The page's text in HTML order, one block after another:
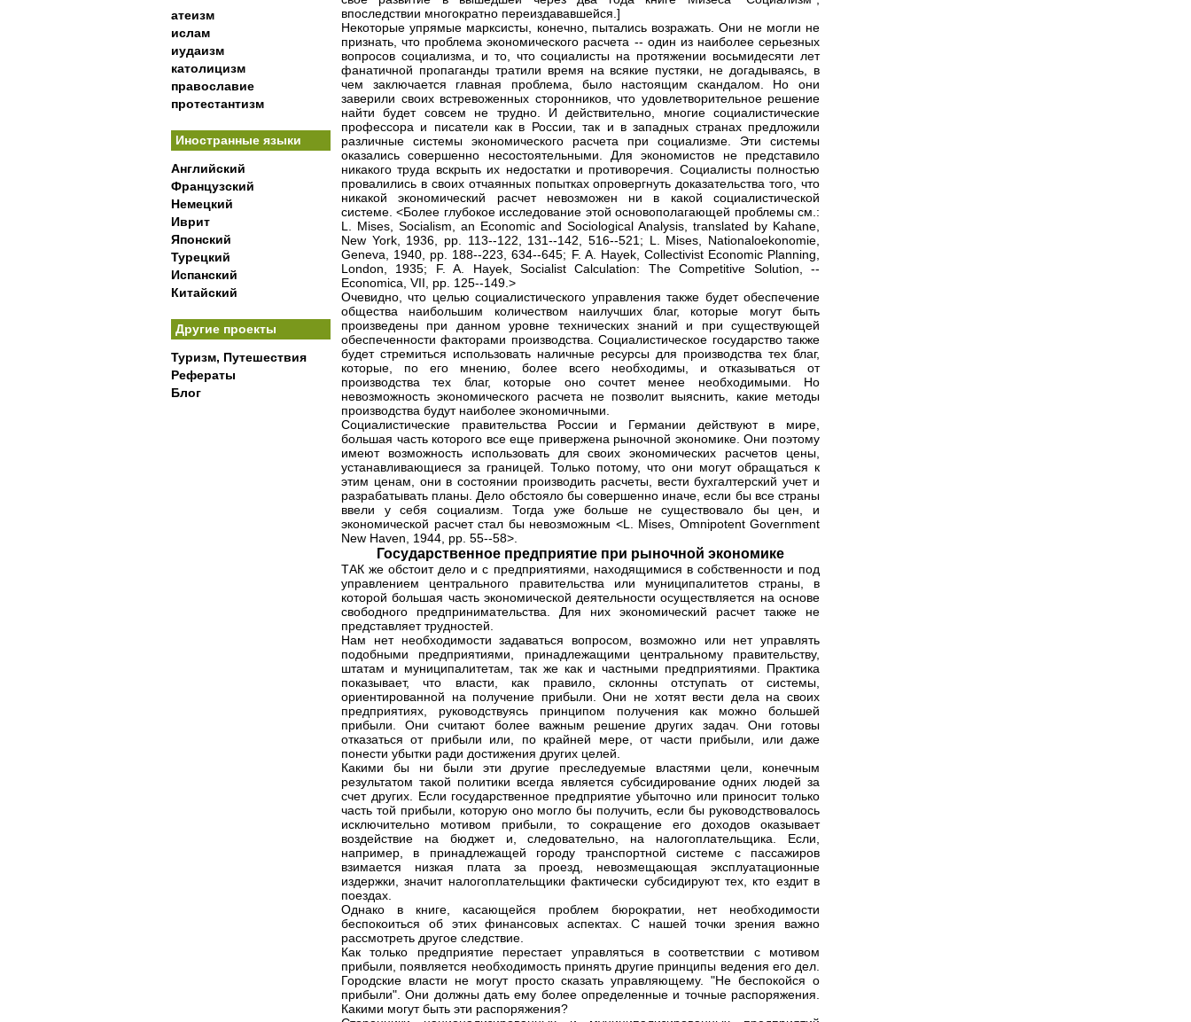
атеизм
ислам
иудаизм
католицизм
православие
протестантизм
Иностранные языки
Английский
Французский
Немецкий
Иврит
Японский
Турецкий
Испанский
Китайский
Другие проекты
Туризм, Путешествия
Рефераты
Блог
впоследствии многократно переиздававшейся.]
Некоторые упрямые марксисты, конечно, пытались возражать. Они не могли не
признать, что проблема экономического расчета -- один из наиболее серьезных
вопросов социализма, и то, что социалисты на протяжении восьмидесяти лет
фанатичной пропаганды тратили время на всякие пустяки, не догадываясь, в
чем заключается главная проблема, было настоящим скандалом. Но они
заверили своих встревоженных сторонников, что удовлетворительное решение
найти будет совсем не трудно. И действительно, многие социалистические
профессора и писатели как в России, так и в западных странах предложили
различные системы экономического расчета при социализме. Эти системы
оказались совершенно несостоятельными. Для экономистов не представило
никакого труда вскрыть их недостатки и противоречия. Социалисты полностью
провалились в своих отчаянных попытках опровергнуть доказательства того, что
никакой экономический расчет невозможен ни в какой социалистической
системе. <Более глубокое исследование этой основополагающей проблемы см.:
L. Mises, Socialism, an Economic and Sociological Analysis, translated by Kahane,
New York, 1936, pp. 113--122, 131--142, 516--521; L. Mises, Nationaloekonomie,
Geneva, 1940, pp. 188--223, 634--645; F. A. Hayek, Collectivist Economic Planning,
London, 1935; F. A. Hayek, Socialist Calculation: The Competitive Solution, --
Economica, VII, pp. 125--149.>
Очевидно, что целью социалистического управления также будет обеспечение
общества наибольшим количеством наилучших благ, которые могут быть
произведены при данном уровне технических знаний и при существующей
обеспеченности факторами производства. Социалистическое государство также
будет стремиться использовать наличные ресурсы для производства тех благ,
которые, по его мнению, более всего необходимы, и отказываться от
производства тех благ, которые оно сочтет менее необходимыми. Но
невозможность экономического расчета не позволит выяснить, какие методы
производства будут наиболее экономичными.
Социалистические правительства России и Германии действуют в мире,
большая часть которого все еще привержена рыночной экономике. Они поэтому
имеют возможность использовать для своих экономических расчетов цены,
устанавливающиеся за границей. Только потому, что они могут обращаться к
этим ценам, они в состоянии производить расчеты, вести бухгалтерский учет и
разрабатывать планы. Дело обстояло бы совершенно иначе, если бы все страны
ввели у себя социализм. Тогда уже больше не существовало бы цен, и
экономической расчет стал бы невозможным <L. Mises, Omnipotent Government
New Haven, 1944, pp. 55--58>.
Государственное предприятие при рыночной экономике
ТАК же обстоит дело и с предприятиями, находящимися в собственности и под
управлением центрального правительства или муниципалитетов страны, в
которой большая часть экономической деятельности осуществляется на основе
свободного предпринимательства. Для них экономический расчет также не
представляет трудностей.
Нам нет необходимости задаваться вопросом, возможно или нет управлять
подобными предприятиями, принадлежащими центральному правительству,
штатам и муниципалитетам, так же как и частными предприятиями. Практика
показывает, что власти, как правило, склонны отступать от системы,
ориентированной на получение прибыли. Они не хотят вести дела на своих
предприятиях, руководствуясь принципом получения как можно большей
прибыли. Они считают более важным решение других задач. Они готовы
отказаться от прибыли или, по крайней мере, от части прибыли, или даже
понести убытки ради достижения других целей.
Какими бы ни были эти другие преследуемые властями цели, конечным
результатом такой политики всегда является субсидирование одних людей за
счет других. Если государственное предприятие убыточно или приносит только
часть той прибыли, которую оно могло бы получить, если бы руководствовалось
исключительно мотивом прибыли, то сокращение его доходов оказывает
воздействие на бюджет и, следовательно, на налогоплательщика. Если,
например, в принадлежащей городу транспортной системе с пассажиров
взимается низкая плата за проезд, невозмещающая эксплуатационные
издержки, значит налогоплательщики фактически субсидируют тех, кто ездит в
поездах.
Однако в книге, касающейся проблем бюрократии, нет необходимости
беспокоиться об этих финансовых аспектах. С нашей точки зрения важно
рассмотреть другое следствие.
Как только предприятие перестает управляться в соответствии с мотивом
прибыли, появляется необходимость принять другие принципы ведения его дел.
Городские власти не могут просто сказать управляющему. "Не беспокойся о
прибыли". Они должны дать ему более определенные и точные распоряжения.
Какими могут быть эти распоряжения?